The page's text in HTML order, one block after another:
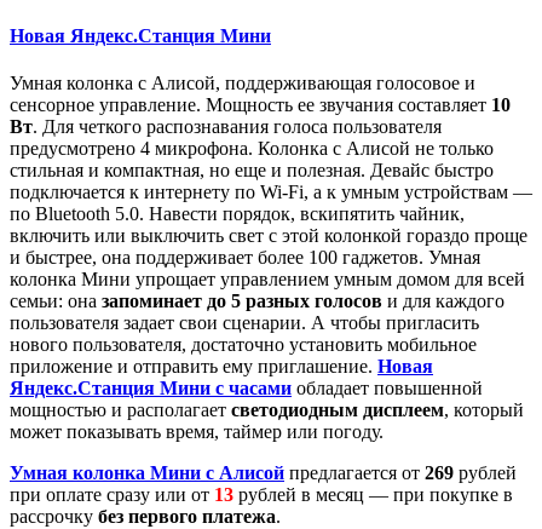
Новая Яндекс.Станция Мини
Умная колонка с Алисой, поддерживающая голосовое и
сенсорное управление. Мощность ее звучания составляет 10
Вт. Для четкого распознавания голоса пользователя
предусмотрено 4 микрофона. Колонка с Алисой не только
стильная и компактная, но еще и полезная. Девайс быстро
подключается к интернету по Wi-Fi, а к умным устройствам —
по Bluetooth 5.0. Навести порядок, вскипятить чайник,
включить или выключить свет с этой колонкой гораздо проще
и быстрее, она поддерживает более 100 гаджетов. Умная
колонка Мини упрощает управлением умным домом для всей
семьи: она запоминает до 5 разных голосов и для каждого
пользователя задает свои сценарии. А чтобы пригласить
нового пользователя, достаточно установить мобильное
приложение и отправить ему приглашение. Новая
Яндекс.Станция Мини с часами обладает повышенной
мощностью и располагает светодиодным дисплеем, который
может показывать время, таймер или погоду.
Умная колонка Мини с Алисой предлагается от 269 рублей
при оплате сразу или от 13 рублей в месяц — при покупке в
рассрочку без первого платежа.